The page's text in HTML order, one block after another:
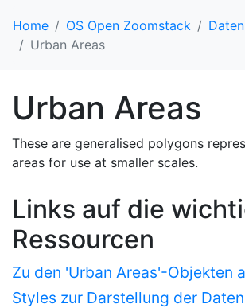
Home OS Open Zoomstack
Daten
Urban Areas
Urban Areas
These are generalised polygons
areas for use at smaller scales.
Links auf die
Ressourcen
Zu den 'Urban Areas'-Objekten
Styles zur Darstellung der